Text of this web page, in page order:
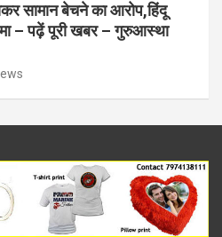
सामान बेचने का आरोप,हिंदू
– पढ़ें पूरी खबर – गुरुआस्था